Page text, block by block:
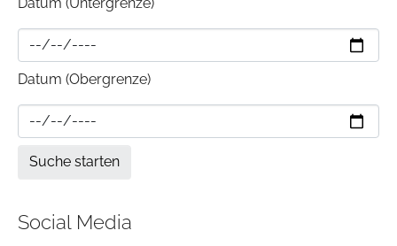
Datum (Obergrenze)
Social Media